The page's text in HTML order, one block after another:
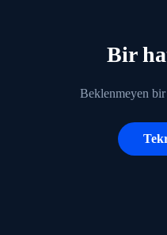
Bir
Beklenmeyen